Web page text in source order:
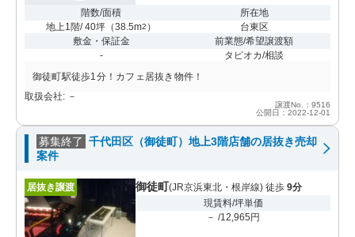
階数/面積
地上1階/ 40坪 （38.5m2 ）
所在地
台東区
敷金・保証金
-
前業態/希望譲渡額
タピオカ/相談
御徒町駅徒歩1分！カフェ居抜き物件！
取扱会社: －
譲渡No.：9516
公開日：2022-12-01
募集終了 千代田区（御徒町）地上3階店舗の居抜き売却
案件
居抜き譲渡 御徒町(JR京浜東北・根岸線) 徒歩 9分
現賃料/坪単価
－ /12,965円